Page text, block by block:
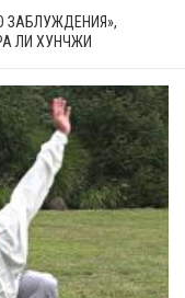
ЗАБЛУЖДЕНИЯ»,
ЛИ ХУНЧЖИ